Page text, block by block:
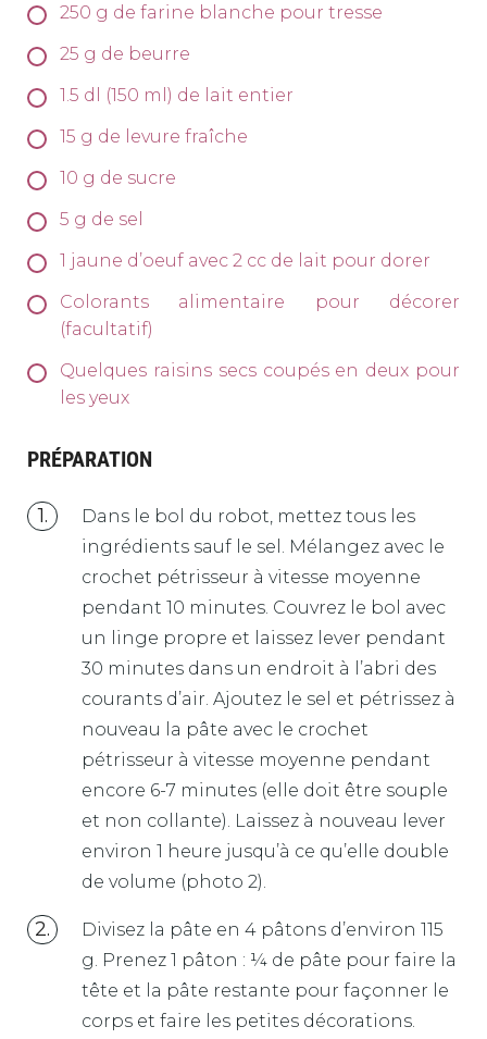
250 g de farine blanche pour tresse
25 g de beurre
1.5 dl
(150 ml) de lait entier
15 g de levure fraîche
10 g de sucre
5 g de sel
1 jaune d’oeuf avec 2 cc de lait pour dorer
Colorants alimentaire pour décorer
(facultatif)
Quelques raisins secs coupés en deux pour
les yeux
PRÉPARATION
Dans le bol du robot, mettez tous les
ingrédients sauf le sel. Mélangez avec le
crochet pétrisseur à vitesse moyenne
pendant 10 minutes. Couvrez le bol avec
un linge propre et laissez lever pendant
30 minutes dans un endroit à l’abri des
courants d’air. Ajoutez le sel et pétrissez à
nouveau la pâte avec le crochet
pétrisseur à vitesse moyenne pendant
encore 6-7 minutes (elle doit être souple
et non collante). Laissez à nouveau lever
environ 1 heure jusqu’à ce qu’elle double
de volume (photo 2).
Divisez la pâte en 4 pâtons d’environ 115
g. Prenez 1 pâton : ¼ de pâte pour faire la
tête et la pâte restante pour façonner le
corps et faire les petites décorations.